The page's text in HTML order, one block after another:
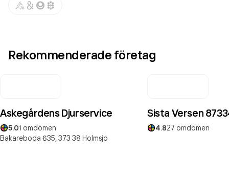
Rekommenderade företag
Askegårdens Djurservice
5.01 omdömen
Bakareboda 635, 373 38 Holmsjö
Sista Versen
4.827 omdömen